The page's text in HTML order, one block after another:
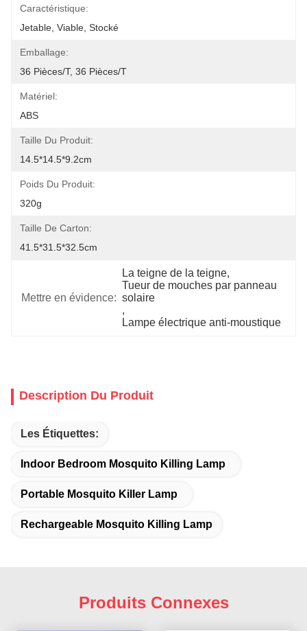
Caractéristique:
Jetable, Viable, Stocké
Emballage:
36 Pièces/t, 36 Pièces/t
Matériel:
ABS
Taille Du Produit:
14.5*14.5*9.2cm
Poids Du Produit:
320g
Taille De Carton:
41.5*31.5*32.5cm
Mettre en évidence:
La teigne de la teigne,
Tueur de mouches par panneau
solaire
,
Lampe électrique anti-moustique
Description Du Produit
Les Étiquettes:
Indoor Bedroom Mosquito Killing Lamp
Portable Mosquito Killer Lamp
Rechargeable Mosquito Killing Lamp
Produits Connexes